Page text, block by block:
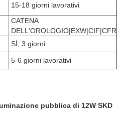
15-18 giorni lavorativi
CATENA
DELL'OROLOGIO|EXW|CIF|CFR
SÌ, 3 giorni
5-6 giorni lavorativi
pubblica di 12W SKD